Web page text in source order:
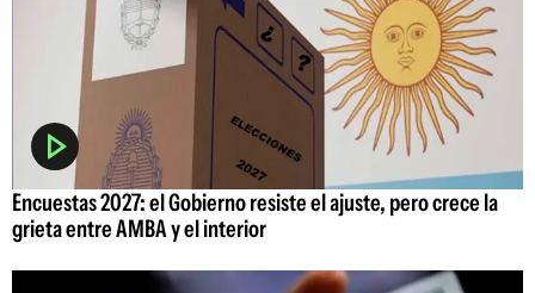
Encuestas 2027: el Gobierno resiste el ajuste, pero crece la
grieta entre AMBA y el interior